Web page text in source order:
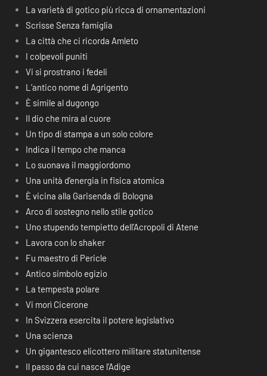
La varietà di gotico più ricca di ornamentazioni
Scrisse Senza famiglia
La città che ci ricorda Amleto
I colpevoli puniti
Vi si prostrano i fedeli
L’antico nome di Agrigento
È simile al dugongo
Il dio che mira al cuore
Un tipo di stampa a un solo colore
Indica il tempo che manca
Lo suonava il maggiordomo
Una unità d’energia in fisica atomica
È vicina alla Garisenda di Bologna
Arco di sostegno nello stile gotico
Uno stupendo tempietto dell’Acropoli di Atene
Lavora con lo shaker
Fu maestro di Pericle
Antico simbolo egizio
La tempesta polare
Vi morì Cicerone
In Svizzera esercita il potere legislativo
Una scienza
Un gigantesco elicottero militare statunitense
Il passo da cui nasce l’Adige